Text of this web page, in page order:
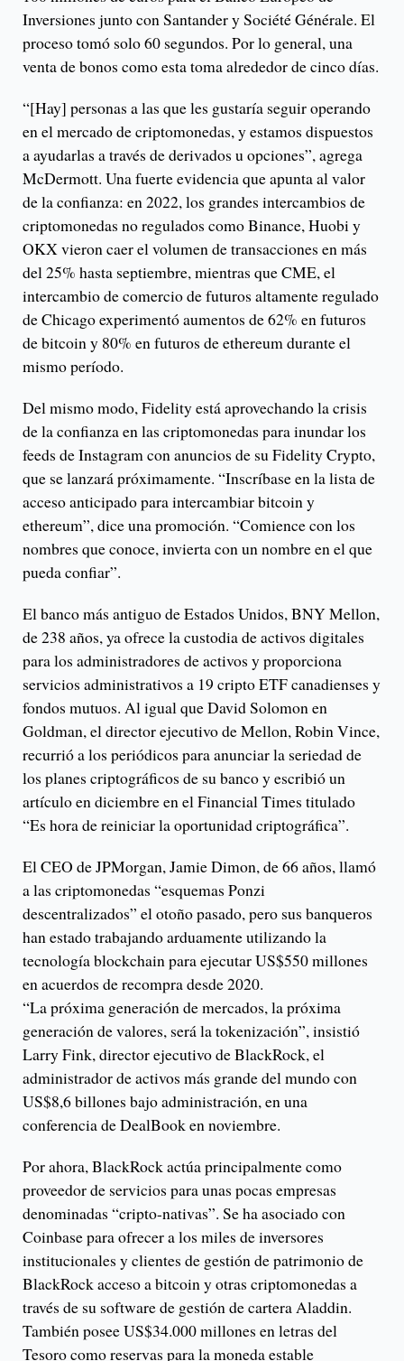
Inversiones junto con Santander y Société Générale. El
proceso tomó solo 60 segundos. Por lo general, una
venta de bonos como esta toma alrededor de cinco días.
“[Hay] personas a las que les gustaría seguir operando
en el mercado de criptomonedas, y estamos dispuestos
a ayudarlas a través de derivados u opciones”, agrega
McDermott. Una fuerte evidencia que apunta al valor
de la confianza: en 2022, los grandes intercambios de
criptomonedas no regulados como Binance, Huobi y
OKX vieron caer el volumen de transacciones en más
del 25% hasta septiembre, mientras que CME, el
intercambio de comercio de futuros altamente regulado
de Chicago experimentó aumentos de 62% en futuros
de bitcoin y 80% en futuros de ethereum durante el
mismo período.
Del mismo modo, Fidelity está aprovechando la crisis
de la confianza en las criptomonedas para inundar los
feeds de Instagram con anuncios de su Fidelity Crypto,
que se lanzará próximamente. “Inscríbase en la lista de
acceso anticipado para intercambiar bitcoin y
ethereum”, dice una promoción. “Comience con los
nombres que conoce, invierta con un nombre en el que
pueda confiar”.
El banco más antiguo de Estados Unidos, BNY Mellon,
de 238 años, ya ofrece la custodia de activos digitales
para los administradores de activos y proporciona
servicios administrativos a 19 cripto ETF canadienses y
fondos mutuos. Al igual que David Solomon en
Goldman, el director ejecutivo de Mellon, Robin Vince,
recurrió a los periódicos para anunciar la seriedad de
los planes criptográficos de su banco y escribió un
artículo en diciembre en el Financial Times titulado
“Es hora de reiniciar la oportunidad criptográfica”.
El CEO de JPMorgan, Jamie Dimon, de 66 años, llamó
a las criptomonedas “esquemas Ponzi
descentralizados” el otoño pasado, pero sus banqueros
han estado trabajando arduamente utilizando la
tecnología blockchain para ejecutar US$550 millones
en acuerdos de recompra desde 2020.
“La próxima generación de mercados, la próxima
generación de valores, será la tokenización”, insistió
Larry Fink, director ejecutivo de BlackRock, el
administrador de activos más grande del mundo con
US$8,6 billones bajo administración, en una
conferencia de DealBook en noviembre.
Por ahora, BlackRock actúa principalmente como
proveedor de servicios para unas pocas empresas
denominadas “cripto-nativas”. Se ha asociado con
Coinbase para ofrecer a los miles de inversores
institucionales y clientes de gestión de patrimonio de
BlackRock acceso a bitcoin y otras criptomonedas a
través de su software de gestión de cartera Aladdin.
También posee US$34.000 millones en letras del
Tesoro como reservas para la moneda estable